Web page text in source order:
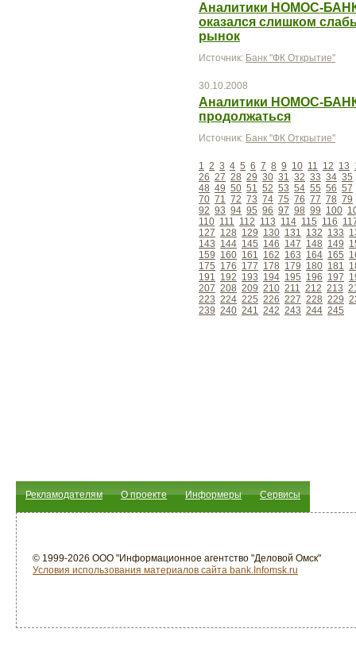
Аналитики НОМОС-
оказался слишком
рынок
Источник: Банк "ФК Открытие"
30.10.2008
Аналитики НОМОС-
продолжаться
Источник: Банк "ФК Открытие"
1 2 3 4 5 6 7 8 9 10 11 12 13
26 27 28 29 30 31 32 33 34 35
48 49 50 51 52 53 54 55 56 57
70 71 72 73 74 75 76 77 78 79
92 93 94 95 96 97 98 99 100
110 111 112 113 114 115 116
127 128 129 130 131 132 133
143 144 145 146 147 148 149
159 160 161 162 163 164 165
175 176 177 178 179 180 181
191 192 193 194 195 196 197
207 208 209 210 211 212 213
223 224 225 226 227 228 229
239 240 241 242 243 244 245
Рекламодателям О проекте Информеры Сервисы
© 1999-2026 ООО "Информационное агентство "Деловой Омск"
Условия использования материалов сайта bank.Infomsk.ru